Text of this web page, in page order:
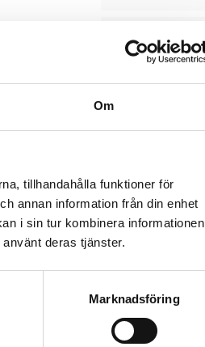
Om
tillhandahålla funktioner för
annan information från din enhet
i sin tur kombinera informationen
deras tjänster.
Marknadsföring
KVAR:
23
13
DAGAR
KVAR:
12
SÖK BLAND
SE FLER